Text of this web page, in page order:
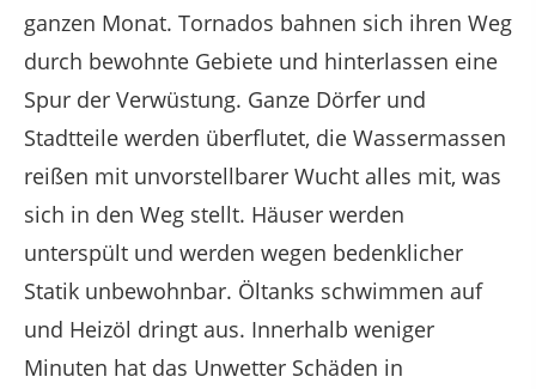
ganzen Monat. Tornados bahnen sich ihren Weg
durch bewohnte Gebiete und hinterlassen eine
Spur der Verwüstung. Ganze Dörfer und
Stadtteile werden überflutet, die Wassermassen
reißen mit unvorstellbarer Wucht alles mit, was
sich in den Weg stellt. Häuser werden
unterspült und werden wegen bedenklicher
Statik unbewohnbar. Öltanks schwimmen auf
und Heizöl dringt aus. Innerhalb weniger
Minuten hat das Unwetter Schäden in